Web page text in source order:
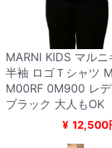
MARNI KIDS マルニ
半袖 ロゴＴシャツ
M00RF 0M900 レ
ブラック 大人もOK
¥ 12,500